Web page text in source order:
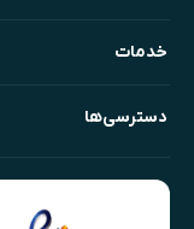
خدمات
دسترسی‌ها